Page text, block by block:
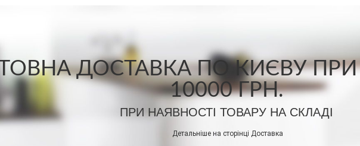
ДОСТАВКА ПО КИЄВУ ПРИ
10000 ГРН.
ПРИ НАЯВНОСТІ ТОВАРУ НА СКЛАДІ
Детальніше на сторінці Доставка